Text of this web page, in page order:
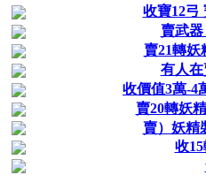
收寶12弓
賣武
賣21轉妖
有人在
收價值3萬-4
賣20轉妖
賣）妖精
收